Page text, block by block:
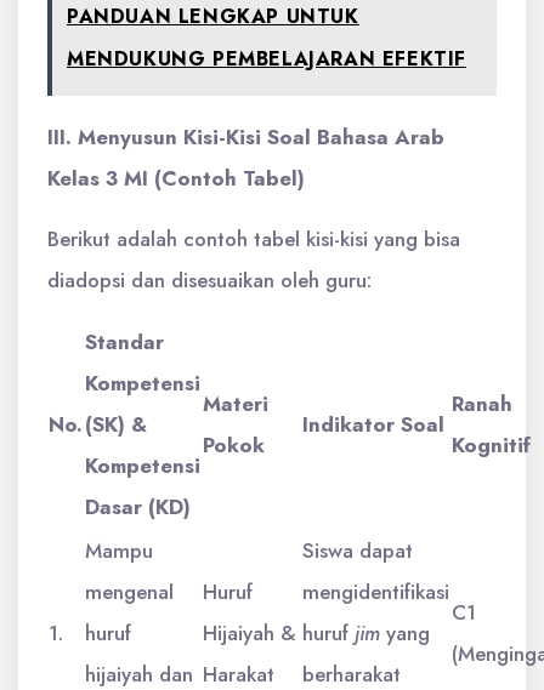
PANDUAN LENGKAP UNTUK
MENDUKUNG PEMBELAJARAN EFEKTIF
III. Menyusun Kisi-Kisi Soal Bahasa Arab
Kelas 3 MI (Contoh Tabel)
Berikut adalah contoh tabel kisi-kisi yang bisa
diadopsi dan disesuaikan oleh guru:
No.
Standar
Kompetensi
(SK) &
Kompetensi
Dasar (KD)
Materi
Pokok
Indikator Soal
Ranah
Kognitif
1.
Mampu
mengenal
huruf
hijaiyah dan
Huruf
Hijaiyah &
Harakat
Siswa dapat
mengidentifikasi
huruf jim yang
berharakat
C1